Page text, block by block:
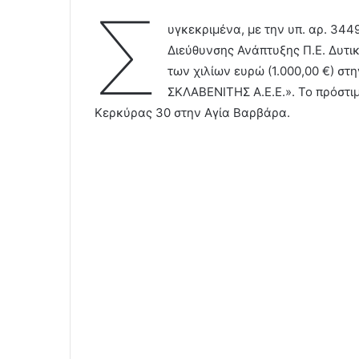
Σ
υγκεκριμένα, με την υπ. αρ.
Διεύθυνσης Ανάπτυξης Π.Ε.
των χιλίων ευρώ (1.000,00 €)
ΣΚΛΑΒΕΝΙΤΗΣ Α.Ε.Ε.». Το
Κερκύρας 30 στην Αγία Βαρβάρα.